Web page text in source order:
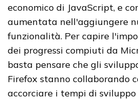
economico di JavaScript, e
aumentata nell'aggiungere
funzionalità. Per capire
dei progressi compiuti da
basta pensare che gli
Firefox stanno collaborando
accorciare i tempi di